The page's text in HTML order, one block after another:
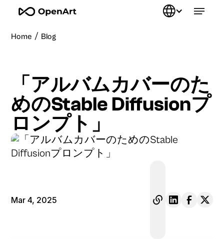
Home / Blog
「アルバムカバーのた
めのStable Diffusionプ
ロンプト」
Mar 4, 2025